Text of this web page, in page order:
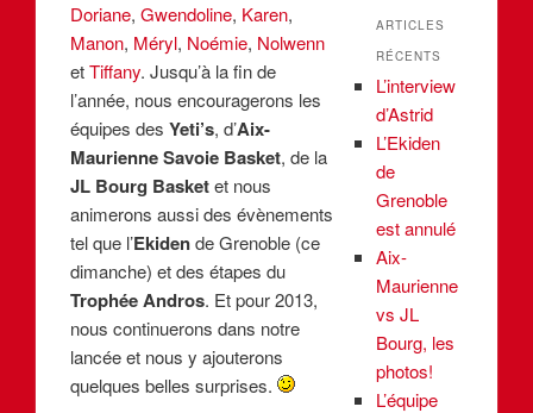
Doriane,Gwendoline, Karen,
Manon, Méryl, Noémie, Nolwenn
etTiffany. Jusqu’à la fin de
l’année, nous encouragerons les
équipes desYeti’s, d’Aix-
Maurienne Savoie Basket, de la
JL Bourg Basketet nous
animerons aussi des évènements
tel que l’Ekidende Grenoble (ce
dimanche) et des étapes du
Trophée Andros. Et pour 2013,
nous continuerons dans notre
lancée et nous y ajouterons
quelques belles surprises.
ARTICLES
RÉCENTS
L’interview
d’Astrid
L’Ekiden
de
Grenoble
est annulé
Aix-
Maurienne
vs JL
Bourg, les
photos!
L’équipe